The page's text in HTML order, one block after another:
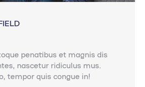
penatibus et magnis dis
nascetur ridiculus mus.
tempor quis congue in!